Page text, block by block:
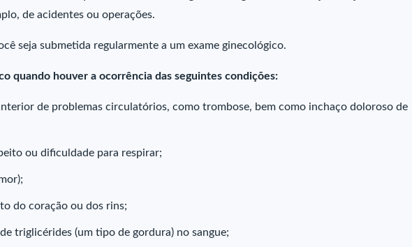
de acidentes ou operações.
seja submetida regularmente a um exame ginecológico.
quando houver a ocorrência das seguintes condições:
de problemas circulatórios, como trombose, bem como inchaço doloroso de
ou dificuldade para respirar;
do coração ou dos rins;
triglicérides (um tipo de gordura) no sangue;